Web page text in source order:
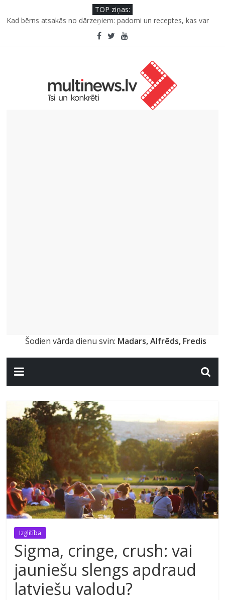
TOP ziņas:
Kad bērns atsakās no dārzeņiem: padomi un receptes, kas var
Deigeļu pāris izdod otro singlu “Plkst. 3.00” no topošā albuma
Septiņas profesijas, kas izturēs mākslīgā intelekta laikmetu
Kāpēc padomju militāro mantojumu ir svarīgi izprast arī šodien
un kā to palīdz paveikt papildinātā realitāte
Šodien vārda dienu svin: Madars, Alfrēds, Fredis
Izglītība
Sigma, cringe, crush: vai
jauniešu slengs apdraud
latviešu valodu?